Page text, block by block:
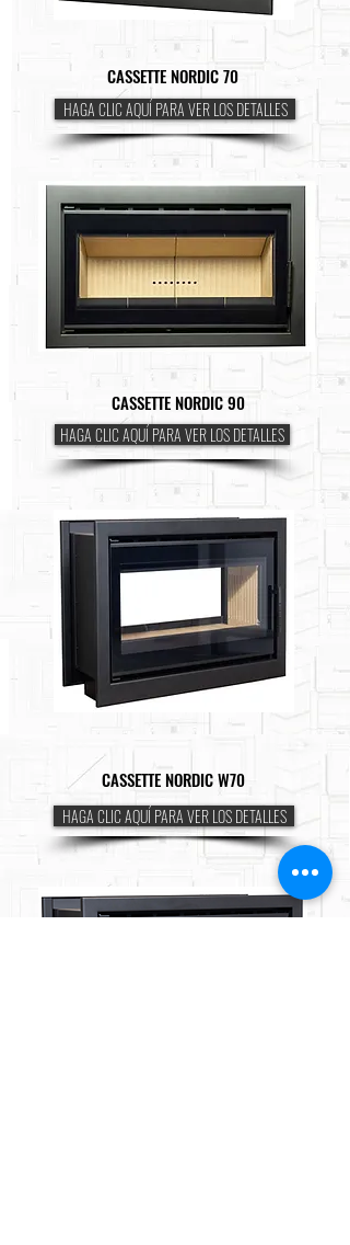
CASSETTE NORDIC 70
HAGA CLIC AQUÍ PARA VER LOS DETALLES
CASSETTE NORDIC 90
HAGA CLIC AQUÍ PARA VER LOS DETALLES
CASSETTE NORDIC W70
HAGA CLIC AQUÍ PARA VER LOS DETALLES